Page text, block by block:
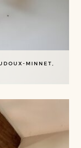
MINNET,